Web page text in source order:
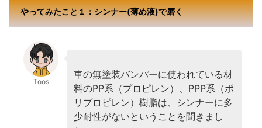
やってみたこと１：シンナー(薄め液)で磨く
Toos
車の無塗装バンパーに使われている材
料のPP系（プロピレン）、PPP系（ポ
リプロピレン）樹脂は、シンナーに多
少耐性がないということを聞きまし